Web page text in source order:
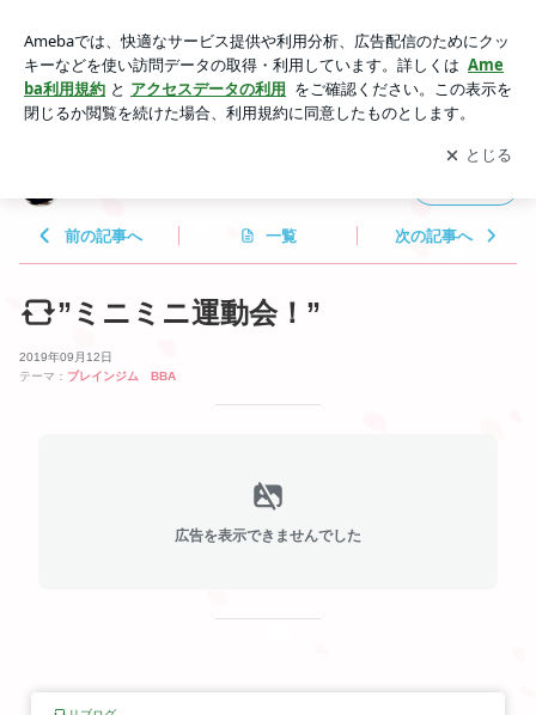
アプリをダウンロードして ブログの更新通知
を受け取りまし
ょう。
開く
前の記事へ 一覧 次の記事へ
”ミニミニ運動会！”
2019年09月12日
テーマ： ブレインジム BBA
広告を表示できませんでした